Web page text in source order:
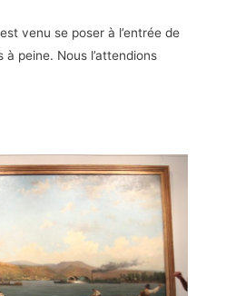
venu se poser à l’entrée de
peine. Nous l’attendions